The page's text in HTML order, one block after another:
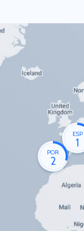
POR
2
ESP
1